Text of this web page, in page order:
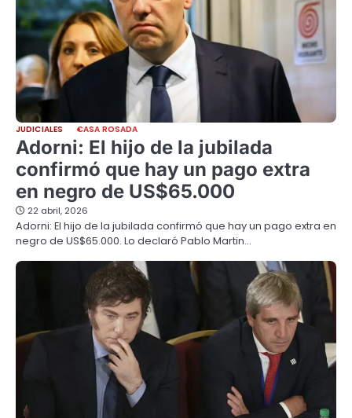
JUDICIALES CASA ROSADA
Adorni: El hijo de la jubilada
confirmó que hay un pago extra
en negro de US$65.000
22 abril, 2026
Adorni: El hijo de la jubilada confirmó que hay un pago extra en
negro de US$65.000. Lo declaró Pablo Martin…